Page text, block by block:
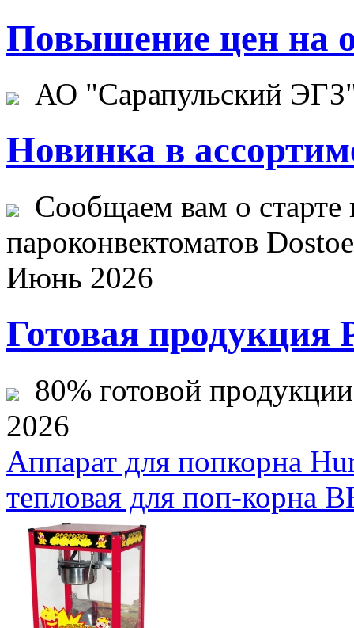
Повышение цен на
АО "Сарапульский
Новинка в
Сообщаем вам о старте
пароконвектоматов
Июнь 2026
Готовая продукция
80% готовой
2026
Аппарат для попкорна
тепловая для поп-корна